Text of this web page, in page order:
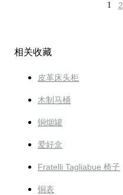
1 2
相关收藏
皮革床头柜
木制马桶
铜烟罐
爱好盒
Fratelli Tagliabue 椅子
铜表